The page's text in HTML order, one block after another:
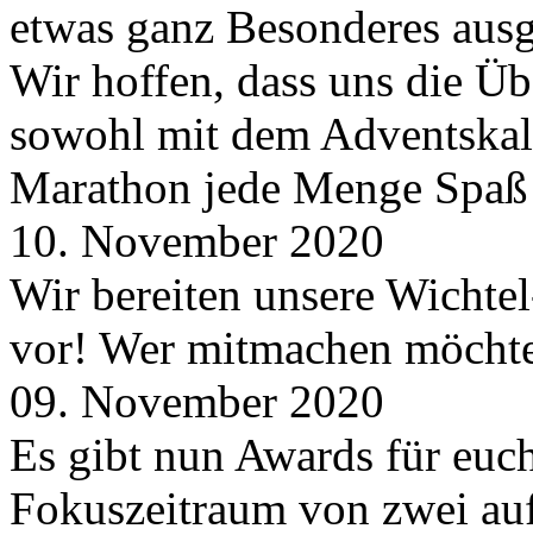
etwas ganz Besonderes
Wir hoffen, dass uns die
sowohl mit dem
Marathon jede Menge
10. November 2020
Wir bereiten unsere
vor! Wer mitmachen
09. November 2020
Es gibt nun Awards für
Fokuszeitraum von zwei